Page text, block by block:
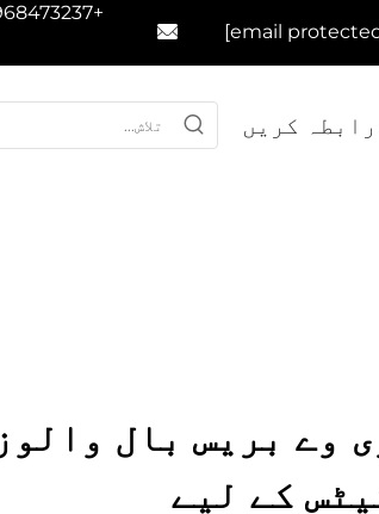
+86-18968473237
رابطہ کریں
وے بریس بال والوز
کے لیے